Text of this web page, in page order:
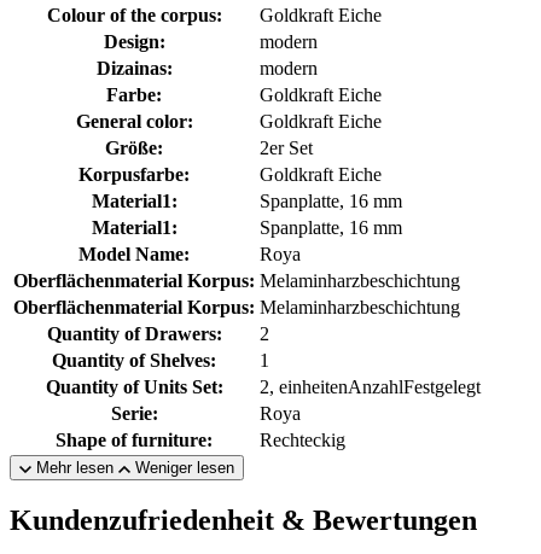
Colour of the corpus:
Goldkraft Eiche
Design:
modern
Dizainas:
modern
Farbe:
Goldkraft Eiche
General color:
Goldkraft Eiche
Größe:
2er Set
Korpusfarbe:
Goldkraft Eiche
Material1:
Spanplatte, 16 mm
Material1:
Spanplatte, 16 mm
Model Name:
Roya
Oberflächenmaterial Korpus: Melaminharzbeschichtung
Oberflächenmaterial Korpus: Melaminharzbeschichtung
Quantity of Drawers:
2
Quantity of Shelves:
1
Quantity of Units Set:
2, einheitenAnzahlFestgelegt
Serie:
Roya
Shape of furniture:
Rechteckig
Mehr lesen Weniger lesen
Kundenzufriedenheit & Bewertungen